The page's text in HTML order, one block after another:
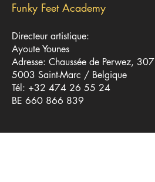
Funky Feet Academy
Directeur artistique:
Ayoute Younes
Adresse: Chaussée de Perwez, 307
5003 Saint-Marc / Belgique
Tél: +32 474 26 55 24
BE 660 866 839